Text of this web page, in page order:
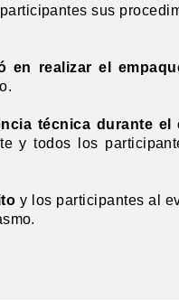
sus
en realizar el
técnica durante el
y todos los
y los participantes al